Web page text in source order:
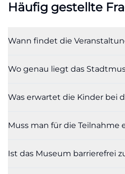
Häufig gestellte
Wann findet die
Wo genau liegt das
Was erwartet die Kinder bei
Muss man für die Teilnahme
Ist das Museum barrierefrei